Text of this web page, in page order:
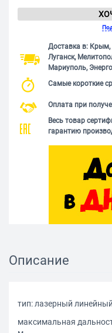
Доставка в: Крым,
Луганск,
Мариуполь,
Самые короткие
Оплата при
Весь товар
гарантию
Описание
тип: лазерный линейный
максимальная